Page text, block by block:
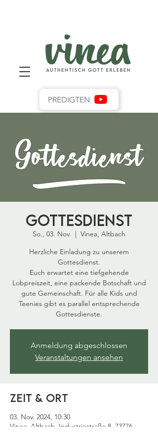
PREDIGTEN
Gottesdienst
So., 03. Nov.
  |
Vinea, Altbach
Herzliche Einladung zu unserem
Gottesdienst.
Euch erwartet eine tiefgehende
Lobpreiszeit, eine packende Botschaft und
gute Gemeinschaft. Für alle Kids und
Teenies gibt es parallel entsprechende
Gottesdienste.
Anmeldung abgeschlossen
Veranstaltungen ansehen
Zeit & Ort
03. Nov. 2024, 10:30
Vinea, Altbach, Industriestraße 8, 73776